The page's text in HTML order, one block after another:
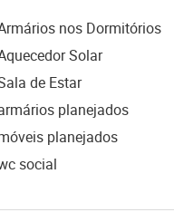
nos Dormitórios
Solar
de Estar
planejados
planejados
social